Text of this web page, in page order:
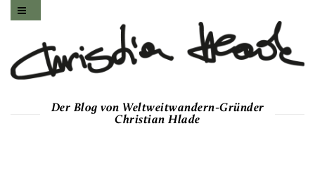
Der Blog von Weltweitwandern-Gründer
Christian Hlade